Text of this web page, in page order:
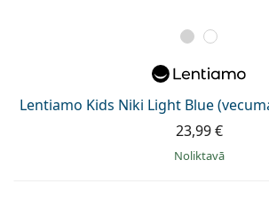
Lentiamo Kids Niki Light Blue
23,99 €
Noliktavā